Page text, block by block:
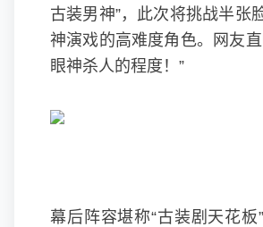
古装男神”，此次将挑战半张
神演戏的高难度角色。网友
眼神杀人的程度！”
幕后阵容堪称“古装剧天花板